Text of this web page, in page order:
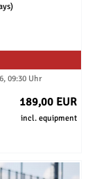
09:30 Uhr
189,00 EUR
incl. equipment